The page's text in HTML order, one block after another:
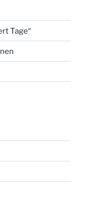
Tage“